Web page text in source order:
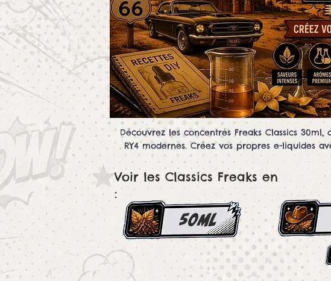
Découvrez les concentrés Freaks Classics
RY4 modernes. Créez vos propres e-liquides
Voir les Classics Freaks en
:
50ml